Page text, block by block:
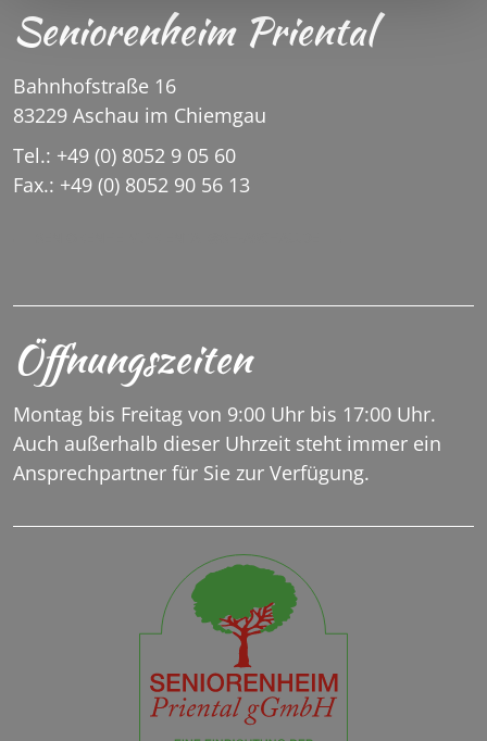
Seniorenheim Priental
Bahnhofstraße 16
83229 Aschau im Chiemgau
Tel.: +49 (0) 8052 9 05 60
Fax.: +49 (0) 8052 90 56 13
Öffnungszeiten
Montag bis Freitag von 9:00 Uhr bis 17:00 Uhr.
Auch außerhalb dieser Uhrzeit steht immer ein
Ansprechpartner für Sie zur Verfügung.